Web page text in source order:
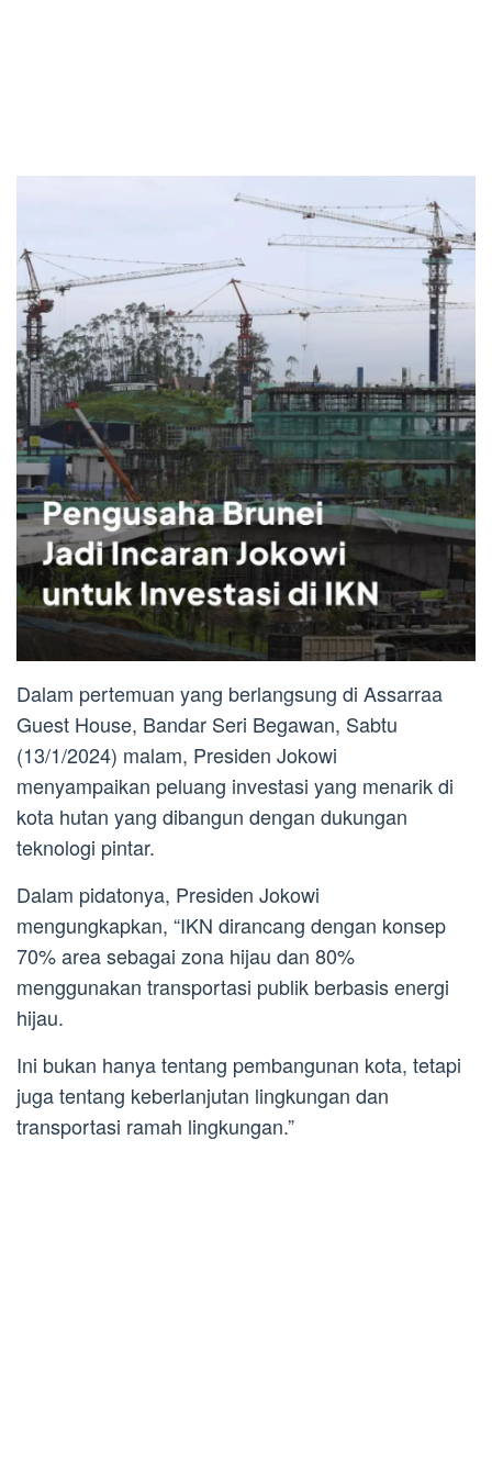
Dalam pertemuan yang berlangsung di Assarraa
Guest House, Bandar Seri Begawan, Sabtu
(13/1/2024) malam, Presiden Jokowi
menyampaikan peluang investasi yang menarik di
kota hutan yang dibangun dengan dukungan
teknologi pintar.
Dalam pidatonya, Presiden Jokowi
mengungkapkan, “IKN dirancang dengan konsep
70% area sebagai zona hijau dan 80%
menggunakan transportasi publik berbasis energi
hijau.
Ini bukan hanya tentang pembangunan kota, tetapi
juga tentang keberlanjutan lingkungan dan
transportasi ramah lingkungan.”